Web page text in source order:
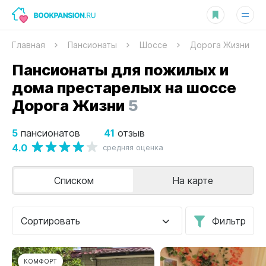
Главная Пансионаты Шоссе Дорога Жизни
Пансионаты для пожилых и
дома престарелых на шоссе
Дорога Жизни 5
5 пансионатов 41 отзыв
4.0 средняя оценка
Сортировать Фильтр
Списком На карте
КОМФОРТ